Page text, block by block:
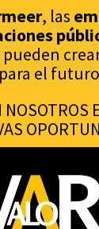
, las
p
pueden
el futuro
NOSOTROS